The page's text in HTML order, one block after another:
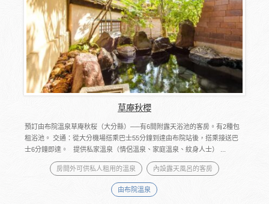
草庵秋櫻
預訂由布院溫泉草庵秋桜（大分縣）──有6間附露天浴池的客房。有2種包
租浴池。 交通：從大分機場搭乘巴士55分鐘到達由布院站後，搭乘接送巴
士6分鐘即達。 提供私家溫泉（情侶溫泉、家庭溫泉、紋身人士） ...
房間外可供私人租用的溫泉 內設露天風呂的客房
由布院溫泉